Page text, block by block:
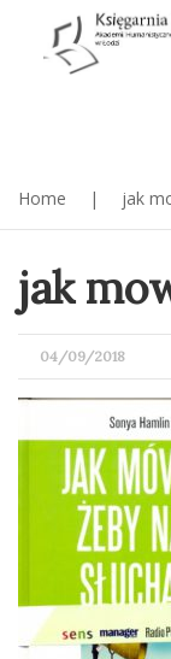
Home | jak
jak
POSTED
ON
04/09/2018